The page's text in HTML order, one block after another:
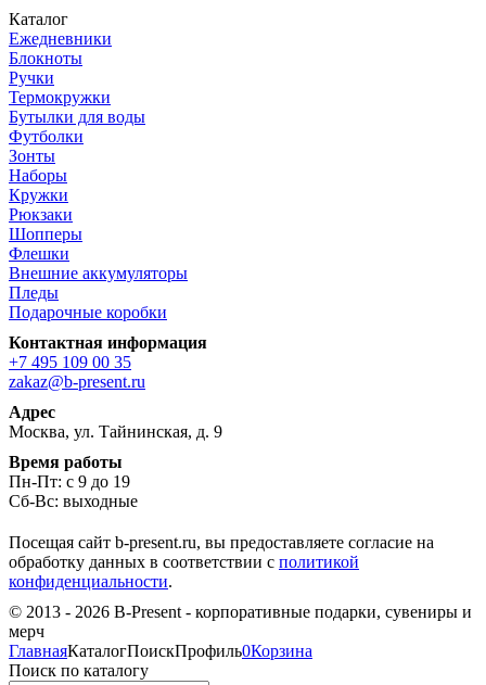
Каталог
Ежедневники
Блокноты
Ручки
Термокружки
Бутылки для воды
Футболки
Зонты
Наборы
Кружки
Рюкзаки
Шопперы
Флешки
Внешние аккумуляторы
Пледы
Подарочные коробки
Контактная информация
+7 495 109 00 35
zakaz@b-present.ru
Адрес
Москва, ул. Тайнинская, д. 9
Время работы
Пн-Пт: с 9 до 19
Сб-Вс: выходные
Посещая сайт b-present.ru, вы предоставляете согласие на
обработку данных в соответствии с политикой
конфиденциальности.
© 2013 - 2026 B-Present - корпоративные подарки, сувениры и
мерч
ГлавнаяКаталогПоискПрофиль0Корзина
Поиск по каталогу